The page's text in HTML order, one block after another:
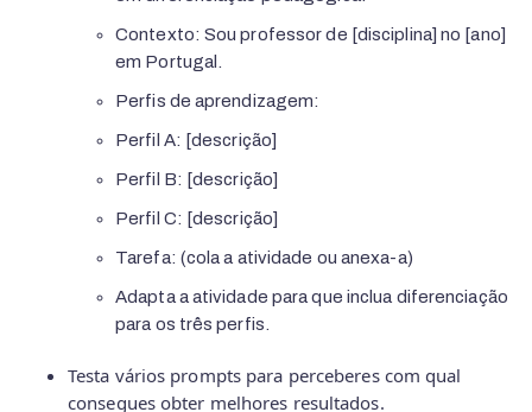
Contexto: Sou professor de [disciplina] no [ano]
em Portugal.
Perfis de aprendizagem:
Perfil A: [descrição]
Perfil B: [descrição]
Perfil C: [descrição]
Tarefa: (cola a atividade ou anexa-a)
Adapta a atividade para que inclua diferenciação
para os três perfis.
Testa vários prompts para perceberes com qual
consegues obter melhores resultados.